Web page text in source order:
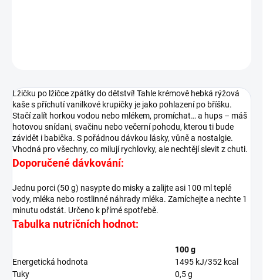
Lžičku po lžičce zpátky do dětství! Tahle krémově hebká rýžová
kaše s příchutí vanilkové krupičky je jako pohlazení po bříšku.
Stačí zalít horkou vodou nebo mlékem, promíchat… a hups – máš
hotovou snídani, svačinu nebo večerní pohodu, kterou ti bude
závidět i babička. S pořádnou dávkou lásky, vůně a nostalgie.
Vhodná pro všechny, co milují rychlovky, ale nechtějí slevit z chuti.
Doporučené dávkování:
Jednu porci (50 g) nasypte do misky a zalijte asi 100 ml teplé
vody, mléka nebo rostlinné náhrady mléka. Zamíchejte a nechte 1
minutu odstát. Určeno k přímé spotřebě.
Tabulka nutričních hodnot:
100 g
Energetická hodnota
1495 kJ/352 kcal
Tuky
0,5 g